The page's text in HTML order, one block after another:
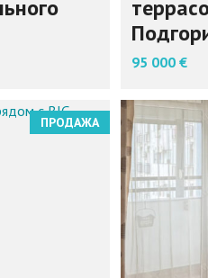
95 000 €
ПРОДАЖА